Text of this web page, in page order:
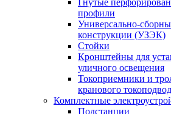
Гнутые
профили
Универсально-
конструкции (УЗЭК)
Стойки
Кронштейны для
уличного освещения
Токоприемники и
кранового
Комплектные
Подстанции